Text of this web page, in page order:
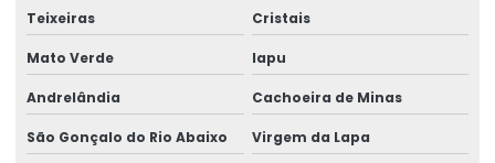
Teixeiras Cristais
Mato Verde Iapu
Andrelândia Cachoeira de Minas
São Gonçalo do Rio Abaixo Virgem da Lapa